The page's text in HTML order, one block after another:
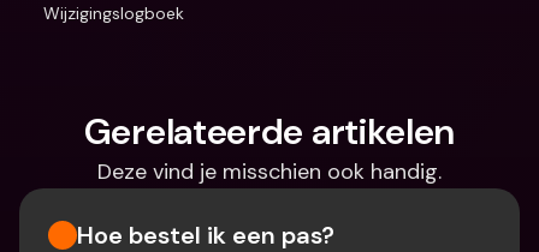
Wijzigingslogboek
Gerelateerde artikelen
Deze vind je misschien ook handig.
Hoe bestel ik een pas?